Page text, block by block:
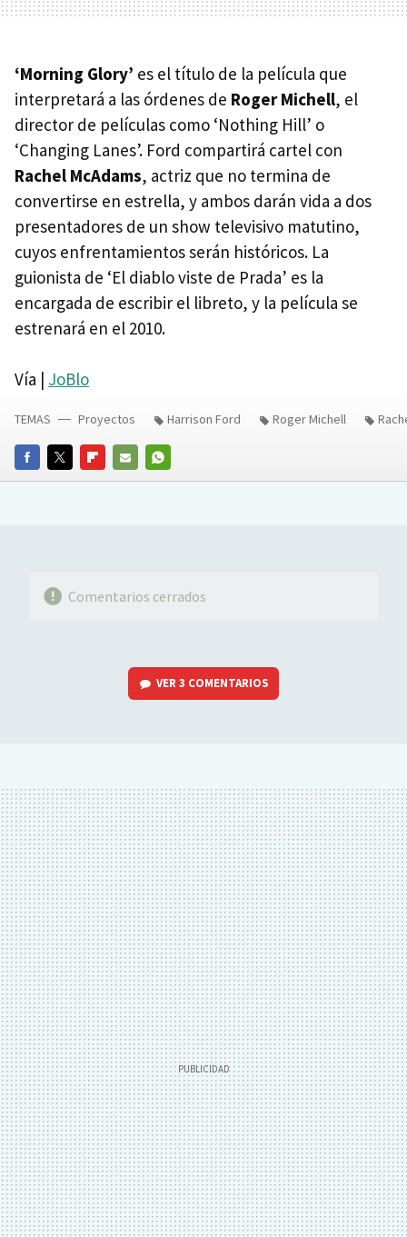
‘Morning Glory’ es el título de la película que
interpretará a las órdenes de Roger Michell, el
director de películas como ‘Nothing Hill’ o
‘Changing Lanes’. Ford compartirá cartel con
Rachel McAdams, actriz que no termina de
convertirse en estrella, y ambos darán vida a dos
presentadores de un show televisivo matutino,
cuyos enfrentamientos serán históricos. La
guionista de ‘El diablo viste de Prada’ es la
encargada de escribir el libreto, y la película se
estrenará en el 2010.
Vía | JoBlo
FACEBOOKTWITTERFLIPBOARD
E-
WHATSAPP
TEMAS Proyectos Harrison Ford Roger Michell
Comentarios cerrados
VER3 COMENTARIOS